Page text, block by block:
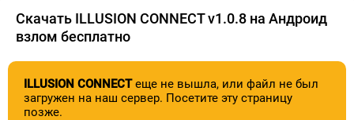
Скачать ILLUSION CONNECT v1.0.8 на Андроид
взлом бесплатно
ILLUSION CONNECTеще не вышла, или файл не был
загружен на наш сервер. Посетите эту страницу
позже.